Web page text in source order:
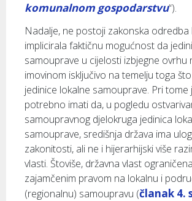
komunalnom gospodarstvu“).
Nadalje, ne postoji zakonska odredba
implicirala faktičnu mogućnost da
samouprave u cijelosti izbjegne ovrhu
imovinom isključivo na temelju toga
jedinice lokalne samouprave. Pri tome
potrebno imati da, u pogledu
samoupravnog djelokruga jedinica
samouprave, središnja država ima
zakonitosti, ali ne i hijerarhijski više
vlasti. Štoviše, državna vlast
zajamčenim pravom na lokalnu i
(regionalnu) samoupravu (članak 4.